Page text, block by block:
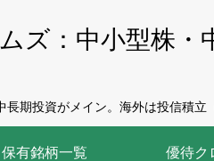
ズ：中小型株・
期投資がメイン。海外は投信積立
保有銘柄一覧 優待ク